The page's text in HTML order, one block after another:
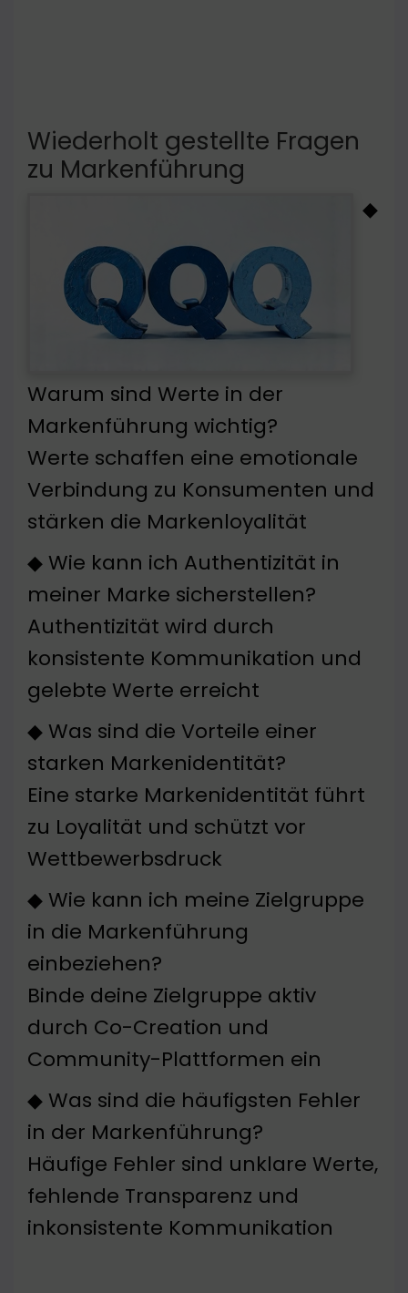
Wiederholt gestellte Fragen
zu Markenführung
◆
Warum sind Werte in der
Markenführung wichtig?
Werte schaffen eine emotionale
Verbindung zu Konsumenten und
stärken die Markenloyalität
◆ Wie kann ich Authentizität in
meiner Marke sicherstellen?
Authentizität wird durch
konsistente Kommunikation und
gelebte Werte erreicht
◆ Was sind die Vorteile einer
starken Markenidentität?
Eine starke Markenidentität führt
zu Loyalität und schützt vor
Wettbewerbsdruck
◆ Wie kann ich meine Zielgruppe
in die Markenführung
einbeziehen?
Binde deine Zielgruppe aktiv
durch Co-Creation und
Community-Plattformen ein
◆ Was sind die häufigsten Fehler
in der Markenführung?
Häufige Fehler sind unklare Werte,
fehlende Transparenz und
inkonsistente Kommunikation